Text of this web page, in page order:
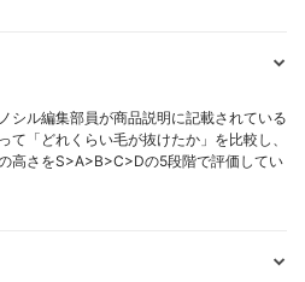
シル編集部員が商品説明に記載されている
て「どれくらい毛が抜けたか」を比較し、
高さをS>A>B>C>Dの5段階で評価してい